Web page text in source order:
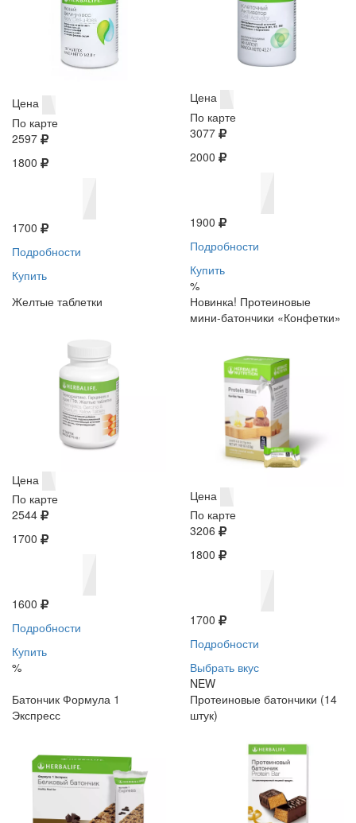
Цена
По карте
2597
1800
1700
Подробности
Купить
Цена
По карте
3077
2000
1900
Подробности
Купить
%
Желтые таблетки
Цена
По карте
2544
1700
1600
Подробности
Купить
%
Новинка! Протеиновые
мини-батончики «Конфетки»
Цена
По карте
3206
1800
1700
Подробности
Выбрать вкус
NEW
Батончик Формула 1
Экспресс
Протеиновые батончики (14
штук)